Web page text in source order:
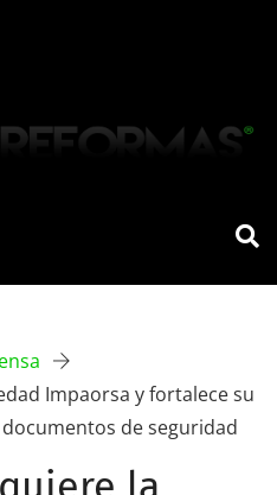
Impaorsa y fortalece su
de seguridad